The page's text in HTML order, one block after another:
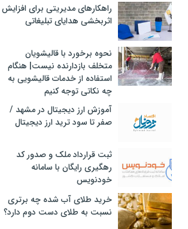
راهکارهای مدیریتی برای افزایش
اثربخشی هدایای تبلیغاتی
نحوه برخورد با قالیشویان
متخلف بازدارنده نیست| هنگام
استفاده از خدمات قالیشویی به
چه نکاتی توجه کنیم
آموزش ارز دیجیتال در مشهد /
صفر تا سود ترید ارز دیجیتال
ثبت قرارداد ملک و صدور کد
رهگیری رایگان با سامانه
خودنویس
خرید طلای آب شده چه برتری
نسبت به طلای دست دوم دارد؟